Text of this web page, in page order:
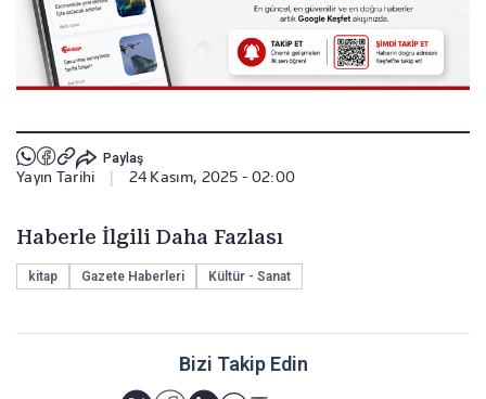
Paylaş
Yayın Tarihi 24 Kasım, 2025 - 02:00
Haberle İlgili Daha Fazlası
kitap Gazete Haberleri Kültür - Sanat
Bizi Takip Edin